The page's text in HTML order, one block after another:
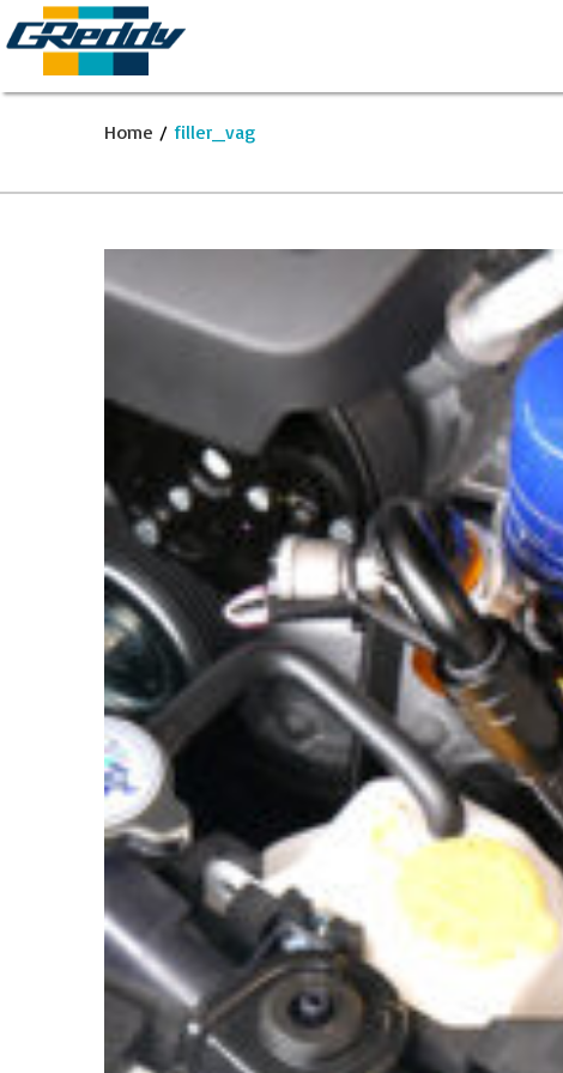
Home / filler_vag